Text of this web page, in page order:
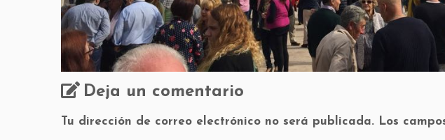
Deja un comentario
Tu dirección de correo electrónico no será publicada. Los